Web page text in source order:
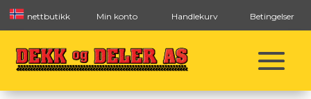
nettbutikk Min konto Handlekurv Betingelser